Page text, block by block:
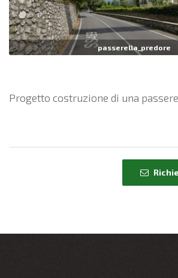
passerella_predore
Progetto costruzione di una